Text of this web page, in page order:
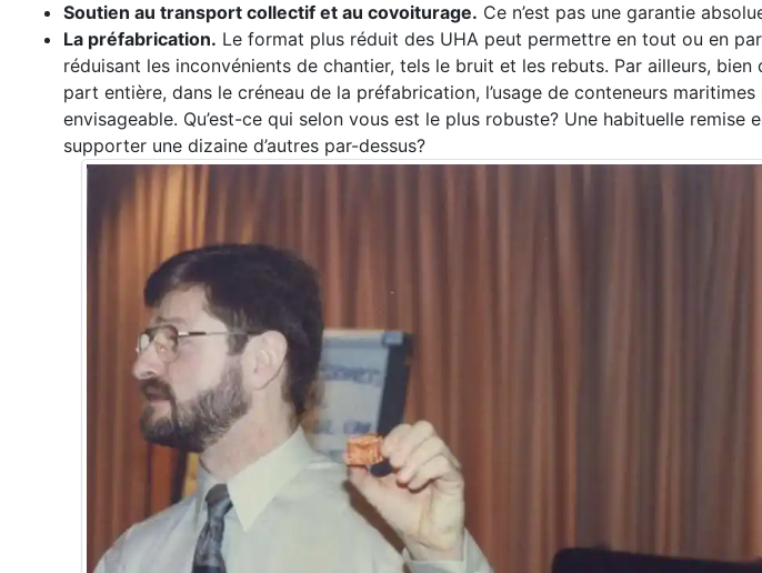
Soutien au transport collectif et au covoiturage. Ce n’est pas une garantie
La préfabrication. Le format plus réduit des UHA peut permettre en tout ou en
réduisant les inconvénients de chantier, tels le bruit et les rebuts. Par ailleurs, bien
part entière, dans le créneau de la préfabrication, l’usage de conteneurs
envisageable. Qu’est-ce qui selon vous est le plus robuste? Une habituelle
supporter une dizaine d’autres par-dessus?